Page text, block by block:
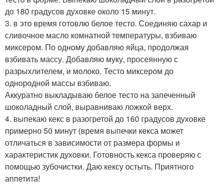
до 180 градусов духовке около 15 минут.
3. в это время готовлю белое тесто. Соединяю сахар и
сливочное масло комнатной температуры, взбиваю
миксером. По одному добавляю яйца, продолжая
взбивать массу. Добавляю муку, просеянную с
разрыхлителем, и молоко. Тесто миксером до
однородной массы взбиваю.
Аккуратно выкладываю белое тесто на запеченный
шоколадный слой, выравниваю ложкой верх.
4. выпекаю кекс в разогретой до 160 градусов духовке
примерно 50 минут (время выпечки кекса может
отличаться в зависимости от размера формы и
характеристик духовки. Готовность кекса проверяю с
помощью зубочистки. Даю кексу остыть. Приятного
аппетита!